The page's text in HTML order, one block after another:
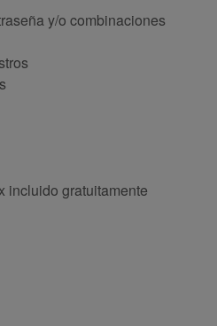
y/o combinaciones
incluido gratuitamente